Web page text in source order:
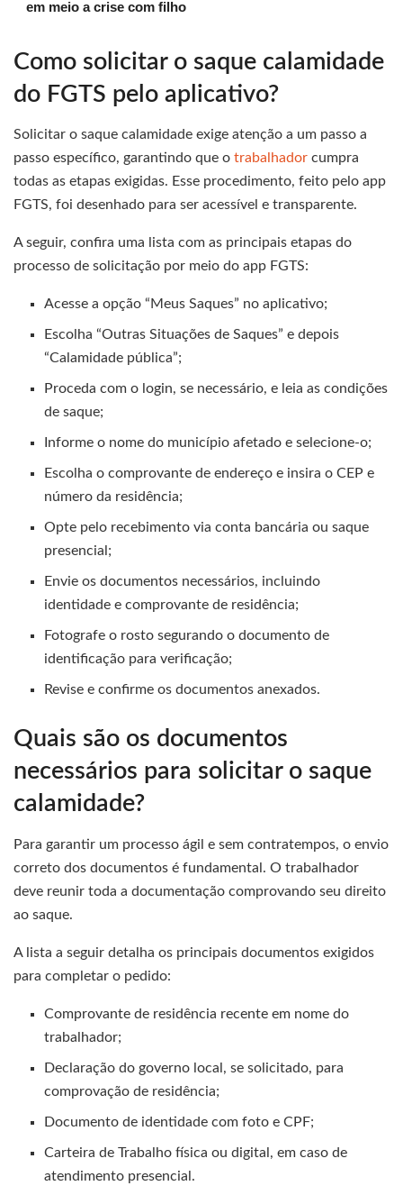
em meio a crise com filho
Como solicitar o saque calamidade
do FGTS pelo aplicativo?
Solicitar o saque calamidade exige atenção a um passo a
passo específico, garantindo que o trabalhador cumpra
todas as etapas exigidas. Esse procedimento, feito pelo app
FGTS, foi desenhado para ser acessível e transparente.
A seguir, confira uma lista com as principais etapas do
processo de solicitação por meio do app FGTS:
Acesse a opção “Meus Saques” no aplicativo;
Escolha “Outras Situações de Saques” e depois
“Calamidade pública”;
Proceda com o login, se necessário, e leia as condições
de saque;
Informe o nome do município afetado e selecione-o;
Escolha o comprovante de endereço e insira o CEP e
número da residência;
Opte pelo recebimento via conta bancária ou saque
presencial;
Envie os documentos necessários, incluindo
identidade e comprovante de residência;
Fotografe o rosto segurando o documento de
identificação para verificação;
Revise e confirme os documentos anexados.
Quais são os documentos
necessários para solicitar o saque
calamidade?
Para garantir um processo ágil e sem contratempos, o envio
correto dos documentos é fundamental. O trabalhador
deve reunir toda a documentação comprovando seu direito
ao saque.
A lista a seguir detalha os principais documentos exigidos
para completar o pedido:
Comprovante de residência recente em nome do
trabalhador;
Declaração do governo local, se solicitado, para
comprovação de residência;
Documento de identidade com foto e CPF;
Carteira de Trabalho física ou digital, em caso de
atendimento presencial.